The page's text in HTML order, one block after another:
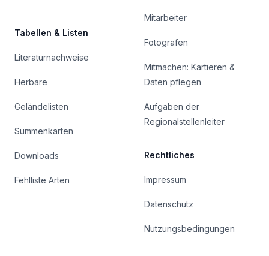
Tabellen & Listen
Literaturnachweise
Herbare
Geländelisten
Summenkarten
Downloads
Fehlliste Arten
Mitarbeiter
Fotografen
Mitmachen: Kartieren &
Daten pflegen
Aufgaben der
Regionalstellenleiter
Rechtliches
Impressum
Datenschutz
Nutzungsbedingungen